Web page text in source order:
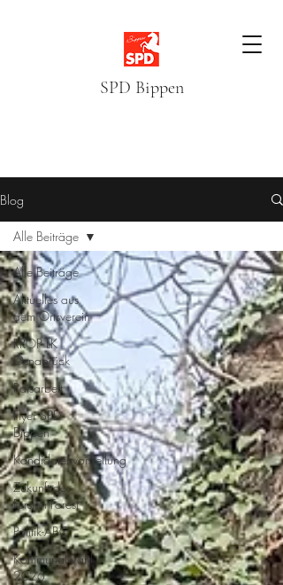
SPD Bippen
Blog
Alle Beiträge
Aktuelles aus
dem Ortsverein
RROP LK
Osnabrück
Ratsarbeit
Flyer SPD
Bippen
Kandidatenvorstellung
Zukunft des
Fursten Forest
Politik-ABC
Kommunalwahl
2026
Alle Beiträge